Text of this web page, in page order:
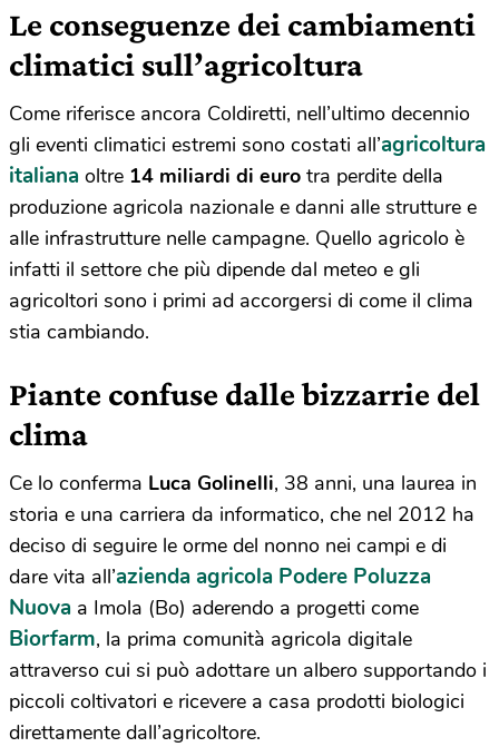
Le conseguenze dei cambiamenti
climatici sull’agricoltura
Come riferisce ancora Coldiretti, nell’ultimo decennio
gli eventi climatici estremi sono costati all’agricoltura
italiana oltre 14 miliardi di euro tra perdite della
produzione agricola nazionale e danni alle strutture e
alle infrastrutture nelle campagne. Quello agricolo è
infatti il settore che più dipende dal meteo e gli
agricoltori sono i primi ad accorgersi di come il clima
stia cambiando.
Piante confuse dalle bizzarrie del
clima
Ce lo conferma Luca Golinelli, 38 anni, una laurea in
storia e una carriera da informatico, che nel 2012 ha
deciso di seguire le orme del nonno nei campi e di
dare vita all’azienda agricola Podere Poluzza
Nuova a Imola (Bo) aderendo a progetti come
Biorfarm, la prima comunità agricola digitale
attraverso cui si può adottare un albero supportando i
piccoli coltivatori e ricevere a casa prodotti biologici
direttamente dall’agricoltore.